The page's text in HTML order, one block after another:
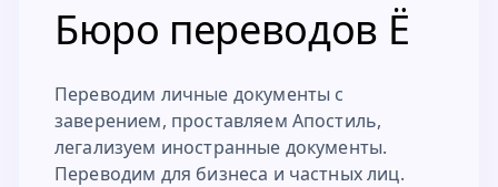
Бюро переводов Ё
Переводим личные документы с
заверением, проставляем Апостиль,
легализуем иностранные документы.
Переводим для бизнеса и частных лиц.